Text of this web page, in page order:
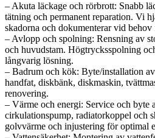
– Akuta läckage och rörbrott: Snabb
tätning och permanent reparation. Vi
skadorna och dokumenterar vid
– Avlopp och spolning: Rensning av
och huvudstam. Högtrycksspolning
långvarig lösning.
– Badrum och kök: Byte/installation
handfat, diskbänk, diskmaskin,
renovering.
– Värme och energi: Service och byte
cirkulationspump, radiatorkoppel och
golvvärme och injustering för optimal